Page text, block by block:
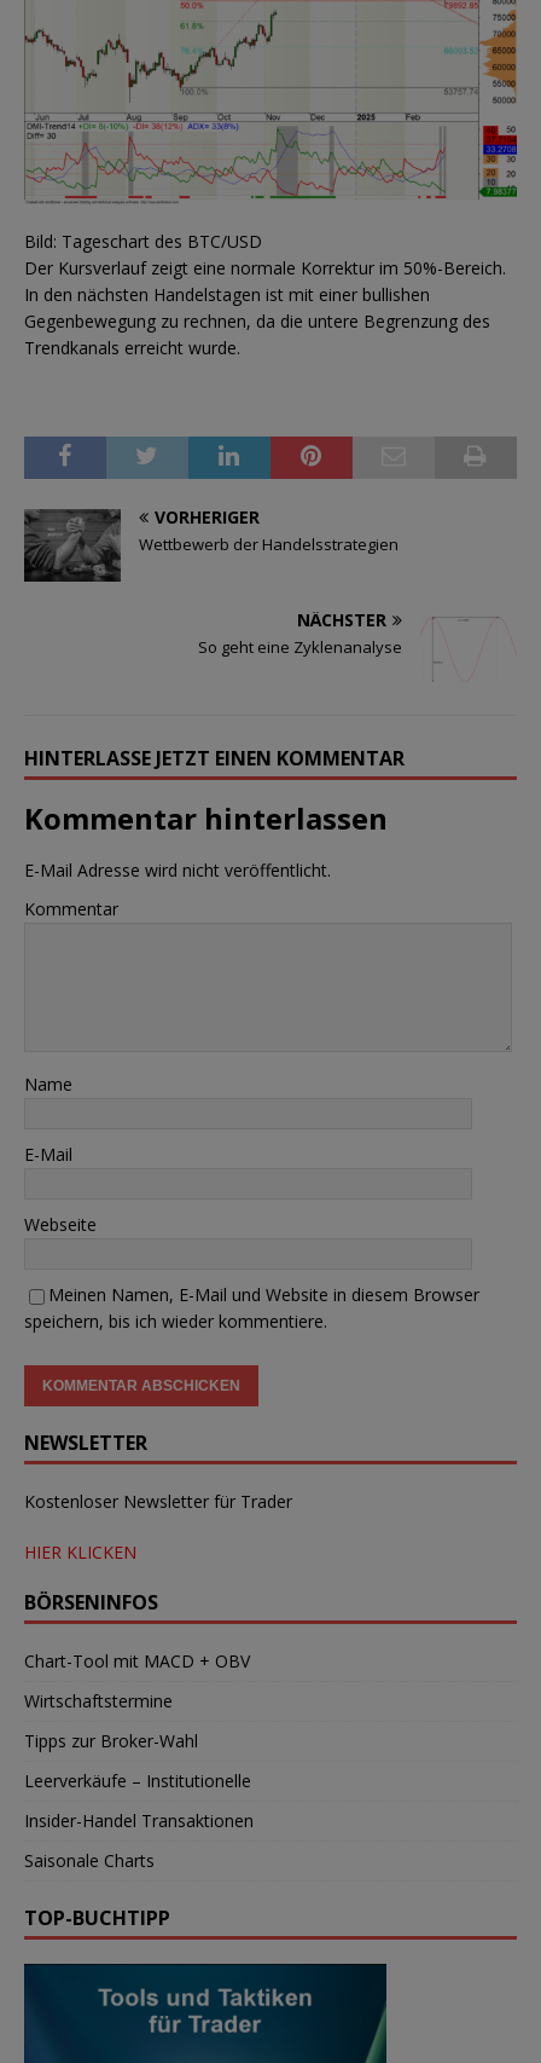
Bild: Tageschart des BTC/USD
Der Kursverlauf zeigt eine normale Korrektur im 50%-Bereich.
In den nächsten Handelstagen ist mit einer bullishen
Gegenbewegung zu rechnen, da die untere Begrenzung des
Trendkanals erreicht wurde.
VORHERIGER
Wettbewerb der Handelsstrategien
NÄCHSTER
So geht eine Zyklenanalyse
HINTERLASSE JETZT EINEN KOMMENTAR
Kommentar hinterlassen
E-Mail Adresse wird nicht veröffentlicht.
Kommentar
Name
E-Mail
Webseite
Meinen Namen, E-Mail und Website in diesem Browser
speichern, bis ich wieder kommentiere.
NEWSLETTER
Kostenloser Newsletter für Trader
HIER KLICKEN
BÖRSENINFOS
Chart-Tool mit MACD + OBV
Wirtschaftstermine
Tipps zur Broker-Wahl
Leerverkäufe – Institutionelle
Insider-Handel Transaktionen
Saisonale Charts
TOP-BUCHTIPP